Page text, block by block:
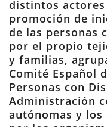
distintos
promoción de
de las personas
por el propio
y familias,
Comité Español
Personas con
Administración
autónomas y los